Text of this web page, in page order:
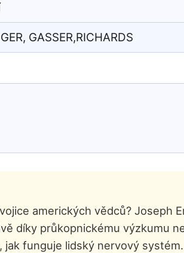
GASSER,RICHARDS
amerických vědců? Joseph
díky průkopnickému výzkumu
jak funguje lidský nervový systém.